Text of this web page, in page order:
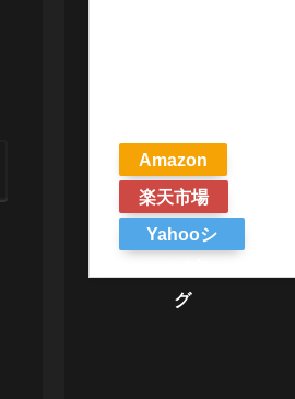
Amazon
楽天市場
Yahooシ
グ